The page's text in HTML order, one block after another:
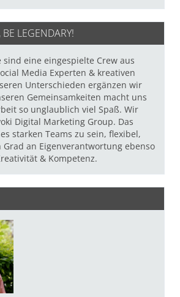
LEGENDARY!
eine eingespielte Crew aus
Media Experten & kreativen
Unterschieden ergänzen wir
Gemeinsamkeiten macht uns
so unglaublich viel Spaß. Wir
Digital Marketing Group. Das
starken Teams zu sein, flexibel,
an Eigenverantwortung ebenso
& Kompetenz.